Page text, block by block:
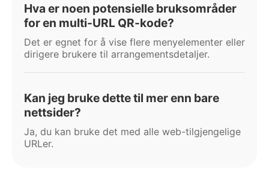
Hva er noen potensielle bruksområder
for en multi-URL QR-kode?
Det er egnet for å vise flere menyelementer eller
dirigere brukere til arrangementsdetaljer.
Kan jeg bruke dette til mer enn bare
nettsider?
Ja, du kan bruke det med alle web-tilgjengelige
URLer.